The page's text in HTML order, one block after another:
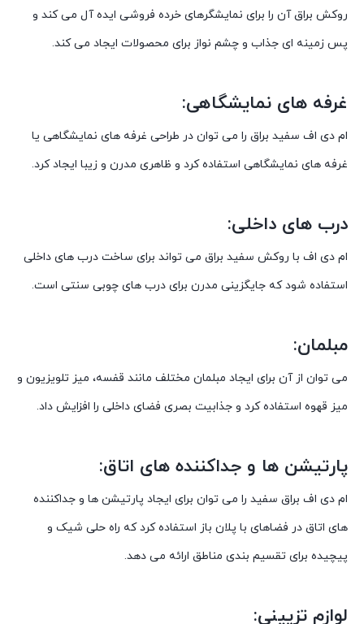
روکش براق آن را برای نمایشگرهای خرده فروشی ایده آل می کند و
پس زمینه ای جذاب و چشم نواز برای محصولات ایجاد می کند.
غرفه های نمایشگاهی:
ام دی اف سفید براق را می توان در طراحی غرفه های نمایشگاهی یا
غرفه های نمایشگاهی استفاده کرد و ظاهری مدرن و زیبا ایجاد کرد.
درب های داخلی:
ام دی اف با روکش سفید براق می تواند برای ساخت درب های داخلی
استفاده شود که جایگزینی مدرن برای درب های چوبی سنتی است.
مبلمان:
می توان از آن برای ایجاد مبلمان مختلف مانند قفسه، میز تلویزیون و
میز قهوه استفاده کرد و جذابیت بصری فضای داخلی را افزایش داد.
پارتیشن ها و جداکننده های اتاق:
ام دی اف براق سفید را می توان برای ایجاد پارتیشن ها و جداکننده
های اتاق در فضاهای با پلان باز استفاده کرد که راه حلی شیک و
پیچیده برای تقسیم بندی مناطق ارائه می دهد.
لوازم تزیینی: